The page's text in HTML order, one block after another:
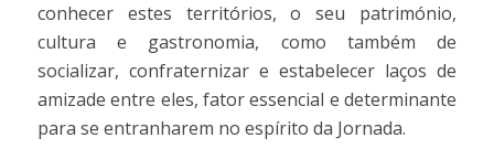
conhecer estes territórios, o seu património,
cultura e gastronomia, como também de
socializar, confraternizar e estabelecer laços de
amizade entre eles, fator essencial e determinante
para se entranharem no espírito da Jornada.